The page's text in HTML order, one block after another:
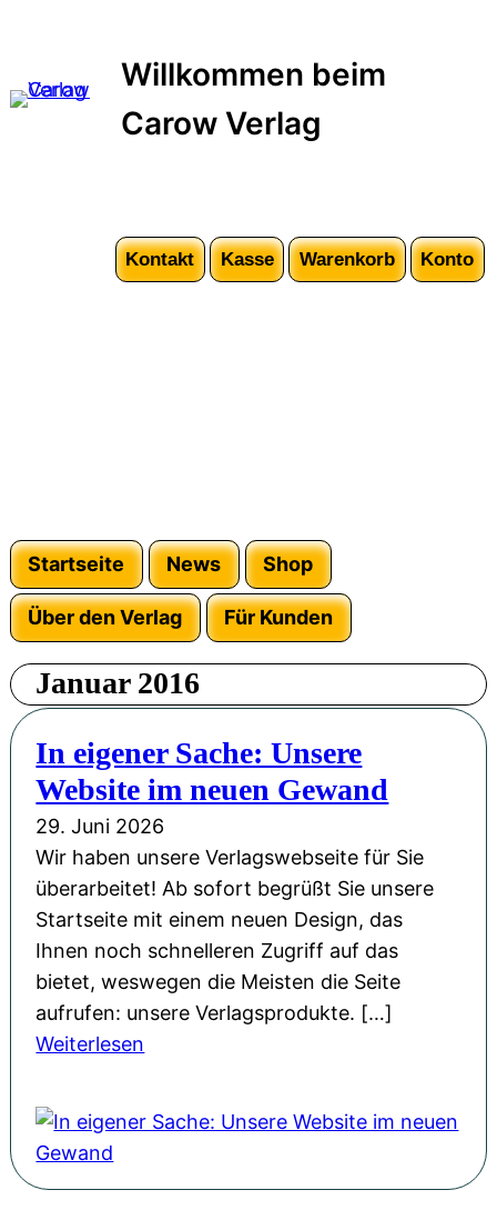
springen
Willkommen beim
Carow Verlag
Kontakt Kasse Warenkorb Konto
Startseite News Shop
Über den Verlag Für Kunden
Januar 2016
In eigener Sache: Unsere
Website im neuen Gewand
29. Juni 2026
Wir haben unsere Verlagswebseite für Sie
überarbeitet! Ab sofort begrüßt Sie unsere
Startseite mit einem neuen Design, das
Ihnen noch schnelleren Zugriff auf das
bietet, weswegen die Meisten die Seite
aufrufen: unsere Verlagsprodukte. […]
Weiterlesen
e